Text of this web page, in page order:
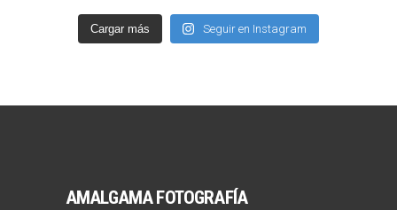
Cargar más Seguir en Instagram
AMALGAMA FOTOGRAFÍA